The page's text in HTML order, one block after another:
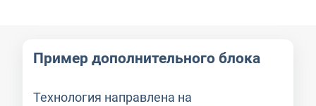
Пример дополнительного блока
Технология направлена на